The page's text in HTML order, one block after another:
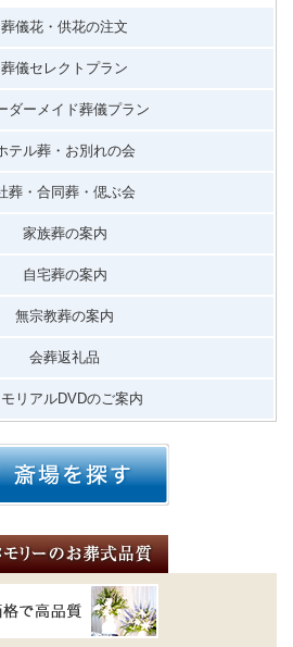
葬儀花・供花の注文
葬儀セレクトプラン
ダーメイド葬儀プラン
テル葬・お別れの会
葬・合同葬・偲ぶ会
家族葬の案内
自宅葬の案内
無宗教葬の案内
会葬返礼品
モリアルDVDのご案内